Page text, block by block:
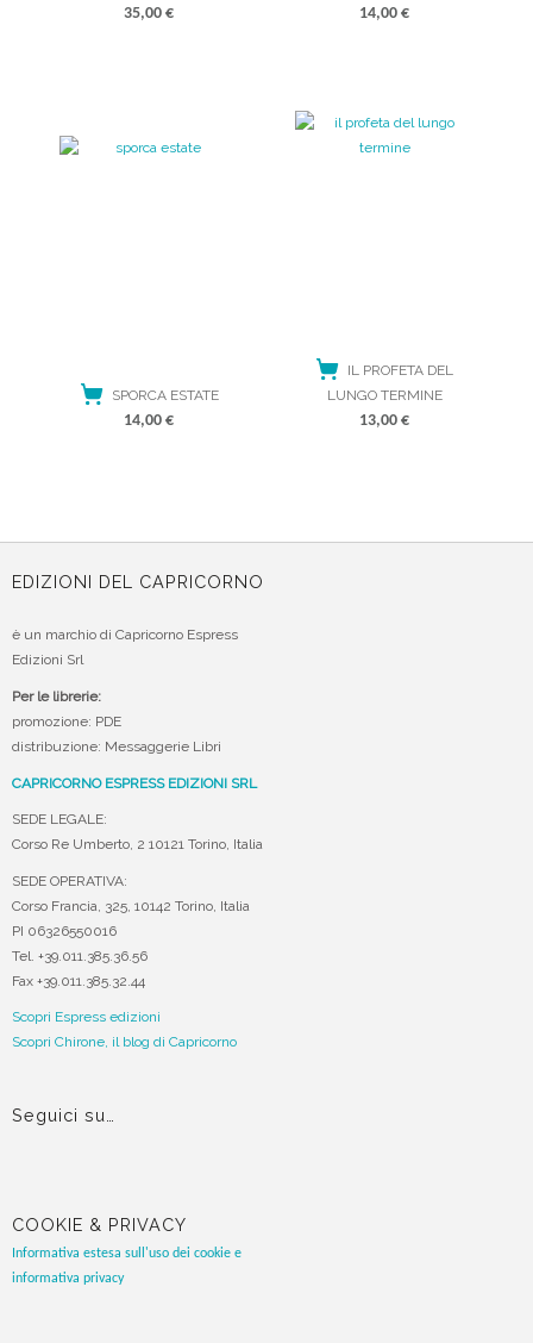
35,00 € 14,00 €
SPORCA ESTATE
14,00 €
IL PROFETA DEL
LUNGO TERMINE
13,00 €
EDIZIONI DEL CAPRICORNO
è un marchio di Capricorno Espress
Edizioni Srl
Per le librerie:
promozione: PDE
distribuzione: Messaggerie Libri
CAPRICORNO ESPRESS EDIZIONI SRL
SEDE LEGALE:
Corso Re Umberto, 2 10121 Torino, Italia
SEDE OPERATIVA:
Corso Francia, 325, 10142 Torino, Italia
PI 06326550016
Tel. +39.011.385.36.56
Fax +39.011.385.32.44
Scopri Espress edizioni
Scopri Chirone, il blog di Capricorno
Seguici su…
COOKIE & PRIVACY
Informativa estesa sull'uso dei cookie e
informativa privacy